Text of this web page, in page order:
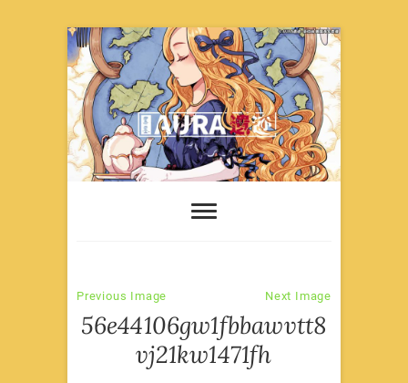
Skip
to
content
Previous Image Next Image
56e44106gw1fbbawvtt8
vj21kw1471fh